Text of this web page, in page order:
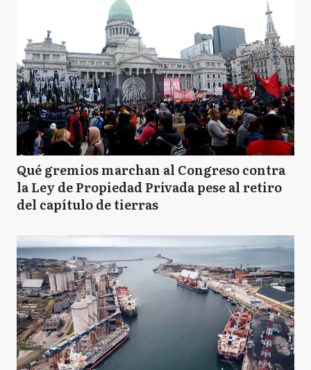
Qué gremios marchan al Congreso contra
la Ley de Propiedad Privada pese al retiro
del capítulo de tierras